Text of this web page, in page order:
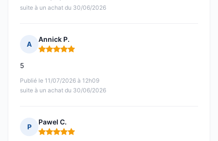
suite à un achat du 30/06/2026
A
Annick P.
Note : 5 sur 5
Publié le 11/07/2026 à 12h09
suite à un achat du 30/06/2026
5
P
Pawel C.
Note : 5 sur 5